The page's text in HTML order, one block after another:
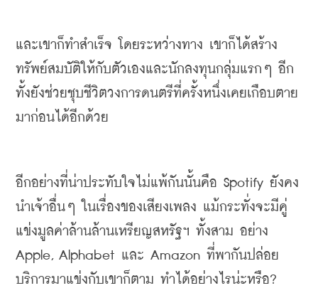
และเขาก็ทำสำเร็จ โดยระหว่างทาง เขาก็ได้สร้าง
ทรัพย์สมบัติให้กับตัวเองและนักลงทุนกลุ่มแรกๆ อีก
ทั้งยังช่วยชุบชีวิตวงการดนตรีที่ครั้งหนึ่งเคยเกือบตาย
มาก่อนได้อีกด้วย
อีกอย่างที่น่าประทับใจไม่แพ้กันนั้นคือ Spotify ยังคง
นำเจ้าอื่นๆ ในเรื่องของเสียงเพลง แม้กระทั่งจะมีคู่
แข่งมูลค่าล้านล้านเหรียญสหรัฐฯ ทั้งสาม อย่าง
Apple, Alphabet และ Amazon ที่พากันปล่อย
บริการมาแข่งกับเขาก็ตาม ทำได้อย่างไรน่ะหรือ?